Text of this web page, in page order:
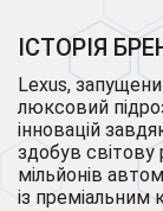
ІСТОРІЯ
Lexus,
люксовий
інновацій
здобув
мільйонів
із